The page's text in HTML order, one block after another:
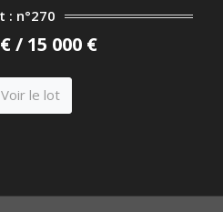
: n°270
/ 15 000 €
Voir le lot